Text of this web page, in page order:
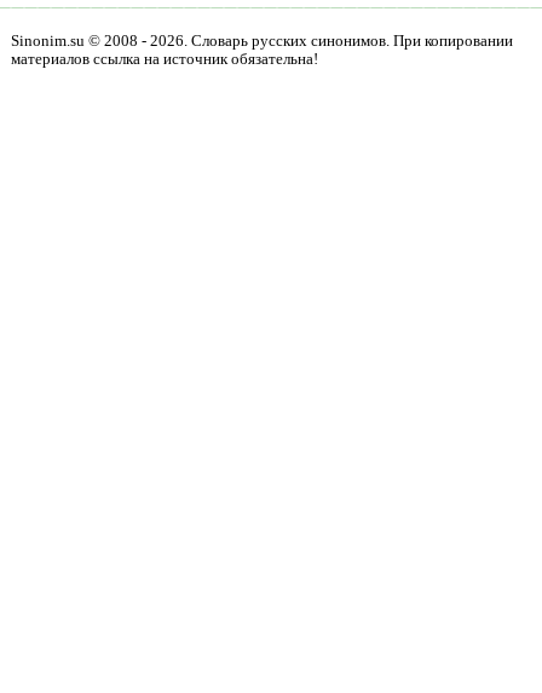
Sinonim.su © 2008 - 2026. Словарь русских синонимов. При копировании
материалов ссылка на источник обязательна!